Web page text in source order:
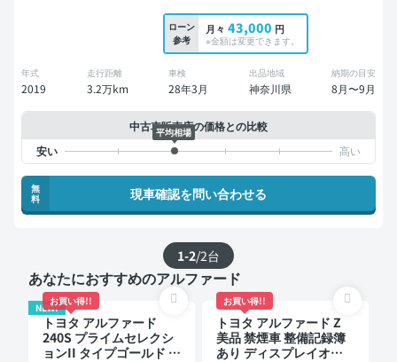
ローン
参考
月々 43,000 円
※金額は変更できます。
年式
2019
走行距離
3.2万km
車検
28年3月
出品地域
神奈川県
納期の目安
8月〜9月
中古車販売店の価格との比較
平均相場
無
料
現車確認を問い合わせる
1-2/2台
あなたにおすすめのアルファード
NEW!
お買い得!!
トヨタ アルファード
240S プライムセレクシ
ョンII タイプゴールド 整
お買い得!!
トヨタ アルファード Z
美品 禁煙車 整備記録簿
あり ディスプレイオー